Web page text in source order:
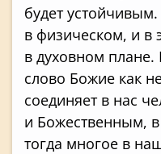
будет
в физическом, и в
в духовном
слово Божие как
соединяет в нас
и Божественным,
тогда многое в